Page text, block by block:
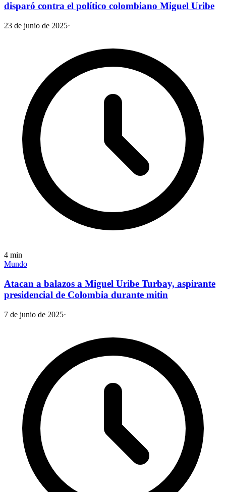
disparó contra el político colombiano Miguel Uribe
23 de junio de 2025·
4 min
Mundo
Atacan a balazos a Miguel Uribe Turbay, aspirante
presidencial de Colombia durante mitin
7 de junio de 2025·